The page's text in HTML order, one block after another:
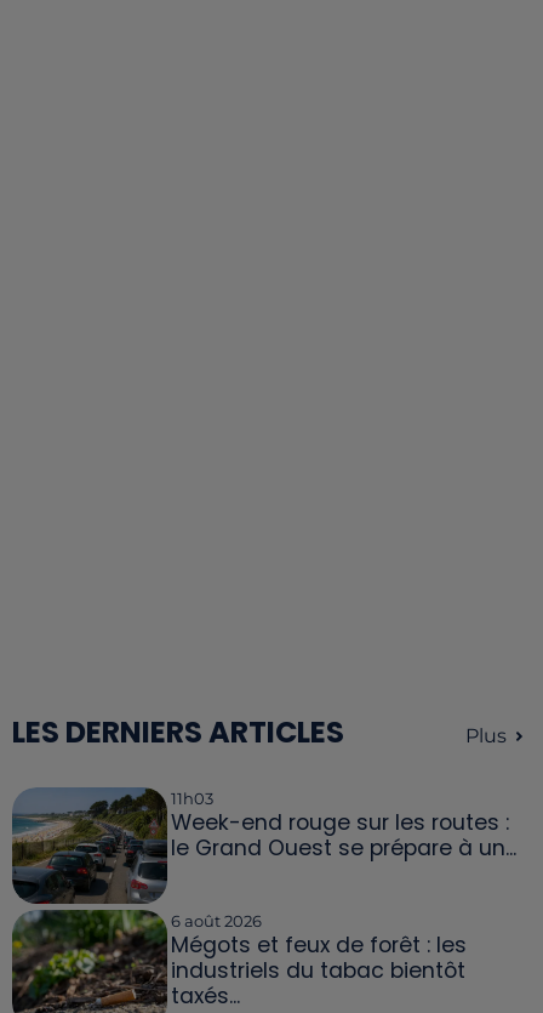
LES DERNIERS ARTICLES Plus
11h03
Week-end rouge sur les routes :
le Grand Ouest se prépare à un...
6 août 2026
Mégots et feux de forêt : les
industriels du tabac bientôt
taxés...